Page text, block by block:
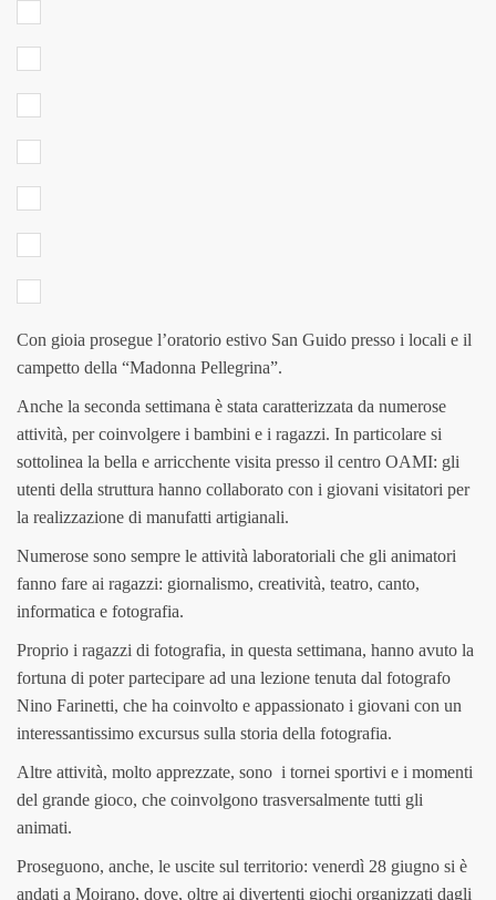
Con gioia prosegue l’oratorio estivo San Guido presso i locali e il
campetto della “Madonna Pellegrina”.
Anche la seconda settimana è stata caratterizzata da numerose
attività, per coinvolgere i bambini e i ragazzi. In particolare si
sottolinea la bella e arricchente visita presso il centro OAMI: gli
utenti della struttura hanno collaborato con i giovani visitatori per
la realizzazione di manufatti artigianali.
Numerose sono sempre le attività laboratoriali che gli animatori
fanno fare ai ragazzi: giornalismo, creatività, teatro, canto,
informatica e fotografia.
Proprio i ragazzi di fotografia, in questa settimana, hanno avuto la
fortuna di poter partecipare ad una lezione tenuta dal fotografo
Nino Farinetti, che ha coinvolto e appassionato i giovani con un
interessantissimo excursus sulla storia della fotografia.
Altre attività, molto apprezzate, sono i tornei sportivi e i momenti
del grande gioco, che coinvolgono trasversalmente tutti gli
animati.
Proseguono, anche, le uscite sul territorio: venerdì 28 giugno si è
andati a Moirano, dove, oltre ai divertenti giochi organizzati dagli